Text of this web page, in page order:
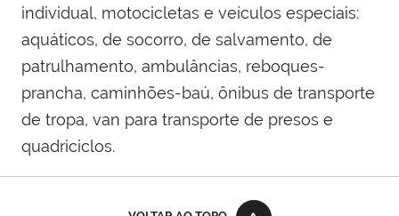
individual, motocicletas e veículos especiais:
aquáticos, de socorro, de salvamento, de
patrulhamento, ambulâncias, reboques-
prancha, caminhões-baú, ônibus de transporte
de tropa, van para transporte de presos e
quadriciclos.